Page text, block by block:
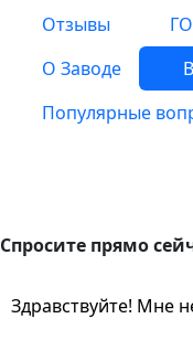
Отзывы
О Заводе
Популярные
Спросите прямо